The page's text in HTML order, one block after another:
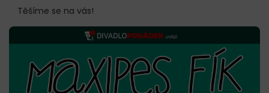
Těšíme se na vás!